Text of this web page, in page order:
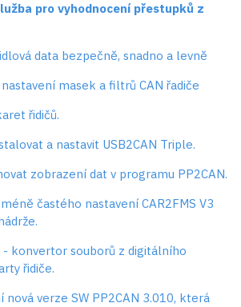
pro vyhodnocení přestupků z
data bezpečně, snadno a levně
masek a filtrů CAN řadiče
řidičů.
a nastavit USB2CAN Triple.
zobrazení dat v programu PP2CAN.
častého nastavení CAR2FMS V3
- konvertor souborů z digitálního
řidiče.
nová verze SW PP2CAN 3.010, která